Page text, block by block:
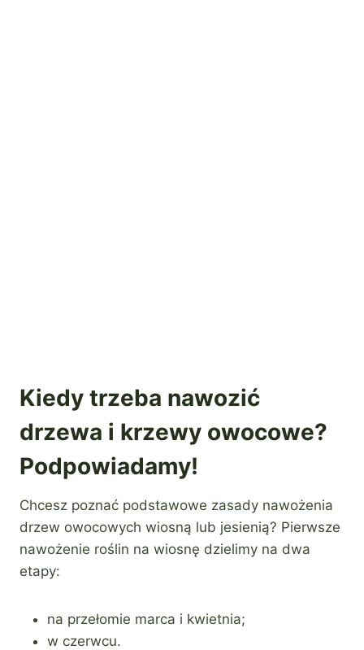
Kiedy trzeba nawozić
drzewa i krzewy owocowe?
Podpowiadamy!
Chcesz poznać podstawowe zasady nawożenia
drzew owocowych wiosną lub jesienią? Pierwsze
nawożenie roślin na wiosnę dzielimy na dwa
etapy:
na przełomie marca i kwietnia;
w czerwcu.